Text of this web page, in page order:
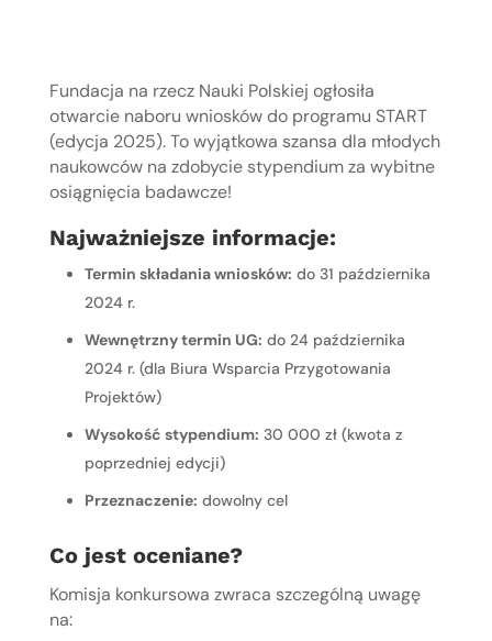
Fundacja na rzecz Nauki Polskiej ogłosiła
otwarcie naboru wniosków do programu START
(edycja 2025). To wyjątkowa szansa dla młodych
naukowców na zdobycie stypendium za wybitne
osiągnięcia badawcze!
Najważniejsze informacje:
Termin składania wniosków: do 31 października
2024 r.
Wewnętrzny termin UG: do 24 października
2024 r. (dla Biura Wsparcia Przygotowania
Projektów)
Wysokość stypendium: 30 000 zł (kwota z
poprzedniej edycji)
Przeznaczenie: dowolny cel
Co jest oceniane?
Komisja konkursowa zwraca szczególną uwagę
na: